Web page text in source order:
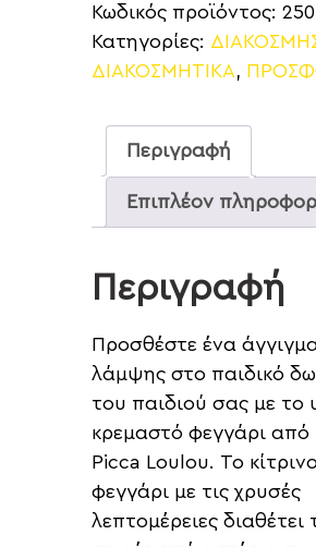
Κωδικός προϊόντος:
Κατηγορίες:
ΔΙΑΚΟΣΜΗΤΙΚΑ
Περιγραφή
Επιπλέον
Περιγραφή
Προσθέστε ένα
λάμψης στο παιδικό
του παιδιού σας με το
κρεμαστό φεγγάρι από
Picca Loulou. Το
φεγγάρι με τις χρυσές
λεπτομέρειες διαθέτει